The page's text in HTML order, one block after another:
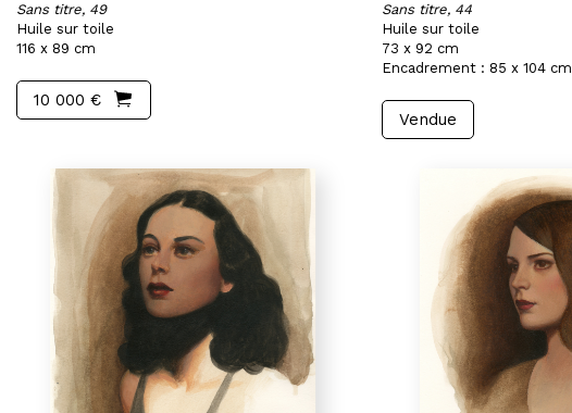
Sans titre, 49
Huile sur toile
116 x 89 cm
10 000 €
Sans titre, 44
Huile sur toile
73 x 92 cm
Encadrement : 85 x 104 cm
Vendue